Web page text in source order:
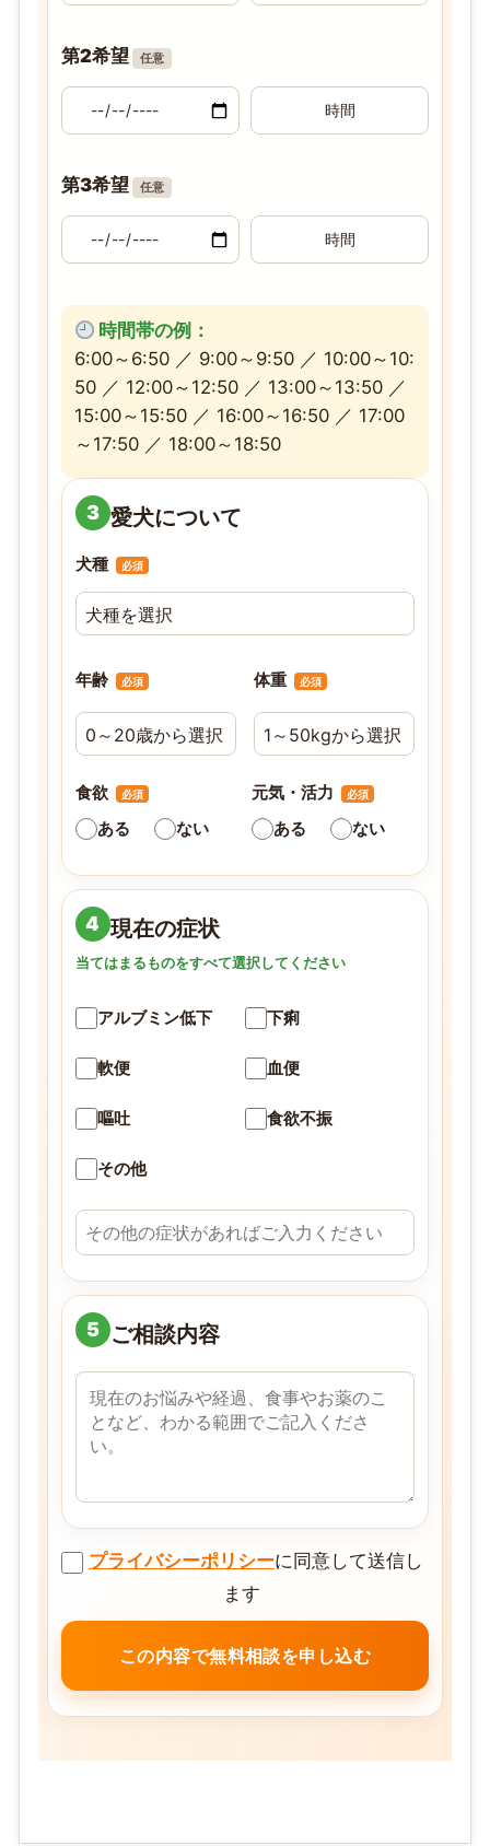
第2希望 任意
第3希望 任意
時間帯の例：
6:00～6:50 ／ 9:00～9:50 ／ 10:00～10:
50 ／ 12:00～12:50 ／ 13:00～13:50 ／
15:00～15:50 ／ 16:00～16:50 ／ 17:00
～17:50 ／ 18:00～18:50
3 愛犬について
犬種 必須
年齢 必須 体重 必須
食欲 必須
ある ない
元気・活力 必須
ある ない
4 現在の症状
当てはまるものをすべて選択してください
アルブミン低下 下痢
軟便 血便
嘔吐 食欲不振
その他
5 ご相談内容
プライバシーポリシーに同意して送信し
ます